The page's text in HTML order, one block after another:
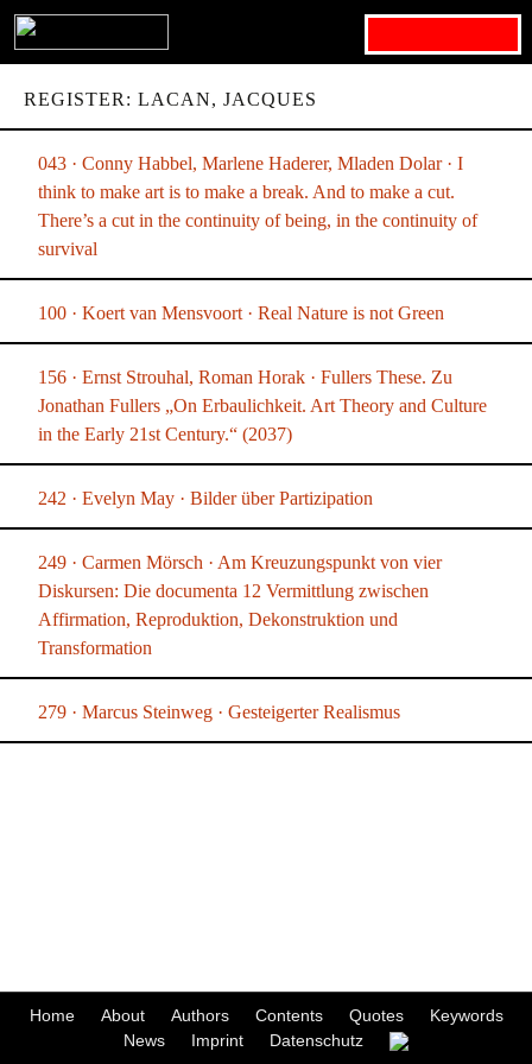
REGISTER: LACAN, JACQUES
043 · Conny Habbel, Marlene Haderer, Mladen Dolar · I
think to make art is to make a break. And to make a cut.
There’s a cut in the continuity of being, in the continuity of
survival
100 · Koert van Mensvoort · Real Nature is not Green
156 · Ernst Strouhal, Roman Horak · Fullers These. Zu
Jonathan Fullers „On Erbaulichkeit. Art Theory and Culture
in the Early 21st Century.“ (2037)
242 · Evelyn May · Bilder über Partizipation
249 · Carmen Mörsch · Am Kreuzungspunkt von vier
Diskursen: Die documenta 12 Vermittlung zwischen
Affirmation, Reproduktion, Dekonstruktion und
Transformation
279 · Marcus Steinweg · Gesteigerter Realismus
Home About Authors Contents Quotes
Keywords
News
Imprint Datenschutz